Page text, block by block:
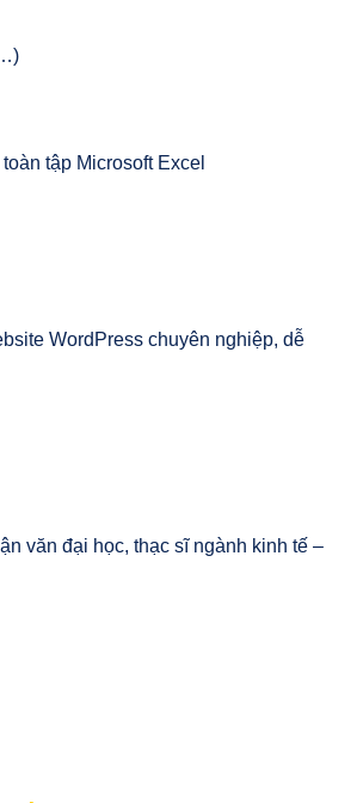
tập Microsoft Excel
WordPress chuyên nghiệp, dễ
văn đại học, thạc sĩ ngành kinh tế –